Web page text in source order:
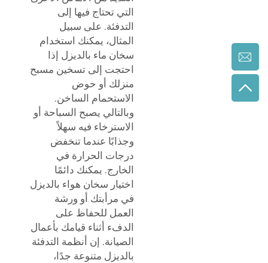
التي تحتاج فيها إلى
التدفئة. على سبيل
المثال، يمكنك استخدام
سخان ماء بالديزل إذا
احتجت إلى تسخين مسبح
منزلك أو حوض
الاستحمام الساخن.
وبالتالي يصبح السباحة أو
الاسترخاء فيه سهلاً
وجذابًا عندما تنخفض
درجات الحرارة في
الخارج. يمكنك دائمًا
اختيار سخان هواء بالديزل
في مرأبتك أو ورشة
العمل للحفاظ على
الدفء أثناء قيامك بأعمال
الصيانة. إن أنظمة التدفئة
بالديزل متنوعة جدًا،